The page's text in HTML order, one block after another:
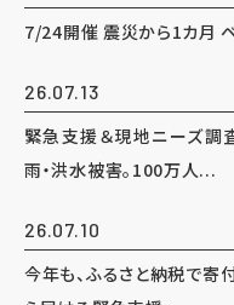
7/24開催 震災から1カ月
26.07.13
緊急支援＆現地ニーズ調
雨・洪水被害。100万人...
26.07.10
今年も、ふるさと納税で寄